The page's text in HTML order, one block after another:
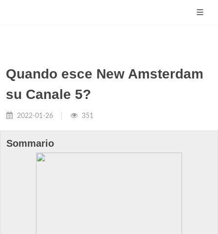
Quando esce New Amsterdam
su Canale 5?
2022-01-26 351
Sommario